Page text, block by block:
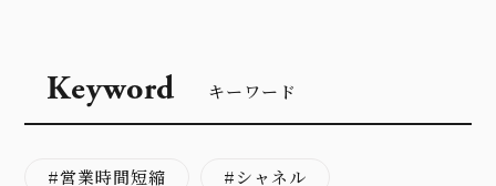
Keyword キーワード
営業時間短縮 シャネル